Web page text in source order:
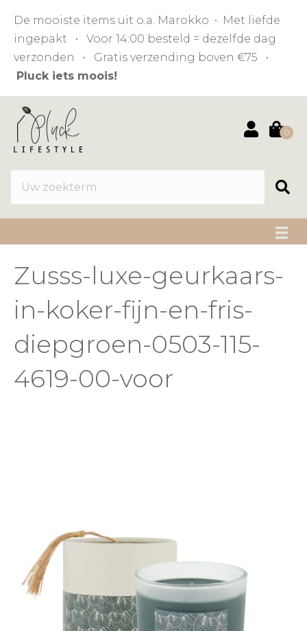
De mooiste items uit o.a. Marokko • Met liefde
ingepakt • Voor 14:00 besteld = dezelfde dag
verzonden • Gratis verzending boven €75 •
Pluck iets moois!
0
Zusss-luxe-geurkaars-
in-koker-fijn-en-fris-
diepgroen-0503-115-
4619-00-voor